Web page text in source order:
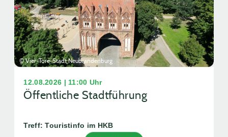
© Vier-Tore-Stadt Neubrandenburg
12.08.2026 | 11:00 Uhr
Öffentliche Stadtführung
Treff: Touristinfo im HKB